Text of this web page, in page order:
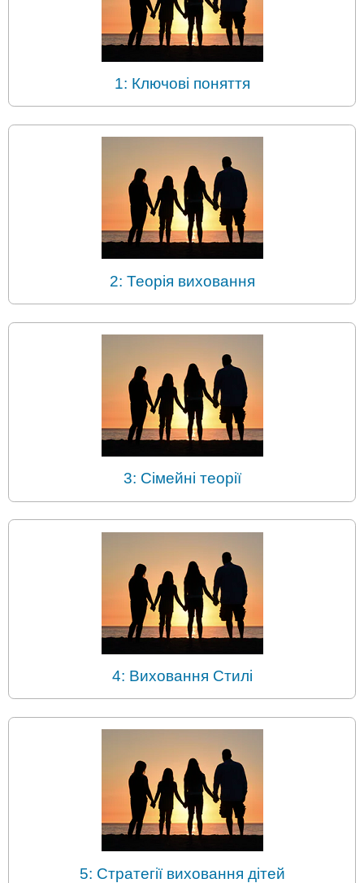
1: Ключові поняття
2: Теорія виховання
3: Сімейні теорії
4: Виховання Стилі
5: Стратегії виховання дітей